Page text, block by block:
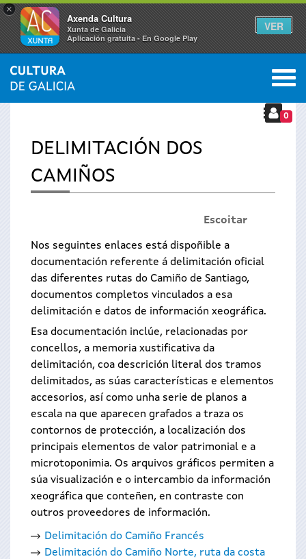
×
Axenda Cultura
Xunta de Galicia
Aplicación gratuíta - En Google Play
VER
Vostede
está
aquí
INICIO › PATRIMONIO
0
DELIMITACIÓN DOS
CAMIÑOS
Escoitar
Nos seguintes enlaces está dispoñible a
documentación referente á delimitación oficial
das diferentes rutas do Camiño de Santiago,
documentos completos vinculados a esa
delimitación e datos de información xeográfica.
Esa documentación inclúe, relacionadas por
concellos, a memoria xustificativa da
delimitación, coa descrición literal dos tramos
delimitados, as súas características e elementos
accesorios, así como unha serie de planos a
escala na que aparecen grafados a traza os
contornos de protección, a localización dos
principais elementos de valor patrimonial e a
microtoponimia. Os arquivos gráficos permiten a
súa visualización e o intercambio da información
xeográfica que conteñen, en contraste con
outros proveedores de información.
Delimitación do Camiño Francés
Delimitación do Camiño Norte, ruta da costa